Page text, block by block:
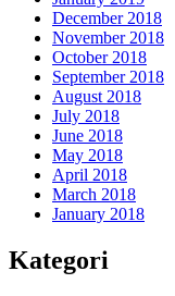
December 2018
November 2018
October 2018
September 2018
August 2018
July 2018
June 2018
May 2018
April 2018
March 2018
January 2018
Kategori